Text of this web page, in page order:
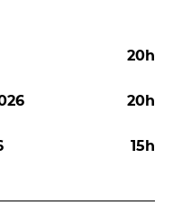
CUISINE
20h
20h
15h